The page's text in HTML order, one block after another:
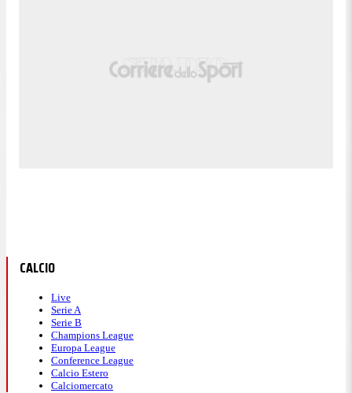
CALCIO
Live
Serie A
Serie B
Champions League
Europa League
Conference League
Calcio Estero
Calciomercato